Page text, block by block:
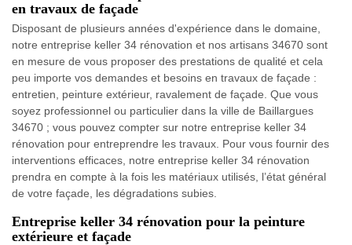
en travaux de façade
Disposant de plusieurs années d'expérience dans le domaine,
notre entreprise keller 34 rénovation et nos artisans 34670 sont
en mesure de vous proposer des prestations de qualité et cela
peu importe vos demandes et besoins en travaux de façade :
entretien, peinture extérieur, ravalement de façade. Que vous
soyez professionnel ou particulier dans la ville de Baillargues
34670 ; vous pouvez compter sur notre entreprise keller 34
rénovation pour entreprendre les travaux. Pour vous fournir des
interventions efficaces, notre entreprise keller 34 rénovation
prendra en compte à la fois les matériaux utilisés, l’état général
de votre façade, les dégradations subies.
Entreprise keller 34 rénovation pour la peinture
extérieure et façade